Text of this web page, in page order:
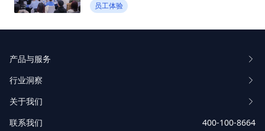
员工体验
产品与服务
行业洞察
关于我们
联系我们
400-100-8664